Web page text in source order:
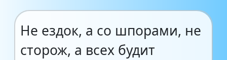
Не ездок, а со шпорами, не
сторож, а всех будит